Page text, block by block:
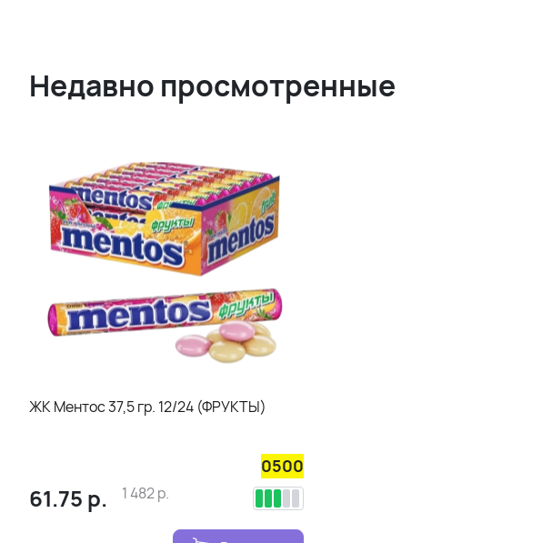
Недавно просмотренные
ЖК Ментос 37,5 гр. 12/24 (ФРУКТЫ)
0500
61.75 р. 1 482р.